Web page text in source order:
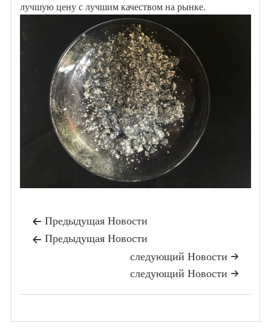
лучшую цену с лучшим качеством на рынке.
 Предыдущая Hовости
 Предыдущая Hовости

следующий Hовости

следующий Hовости